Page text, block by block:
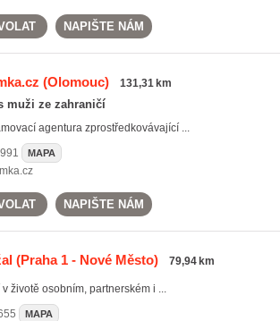
NAPIŠTE NÁM
(Olomouc) 131,31 km
muži ze zahraničí
agentura zprostředkovávající ...
MAPA
NAPIŠTE NÁM
(Praha 1 - Nové Město) 79,94 km
životě osobním, partnerském i ...
MAPA